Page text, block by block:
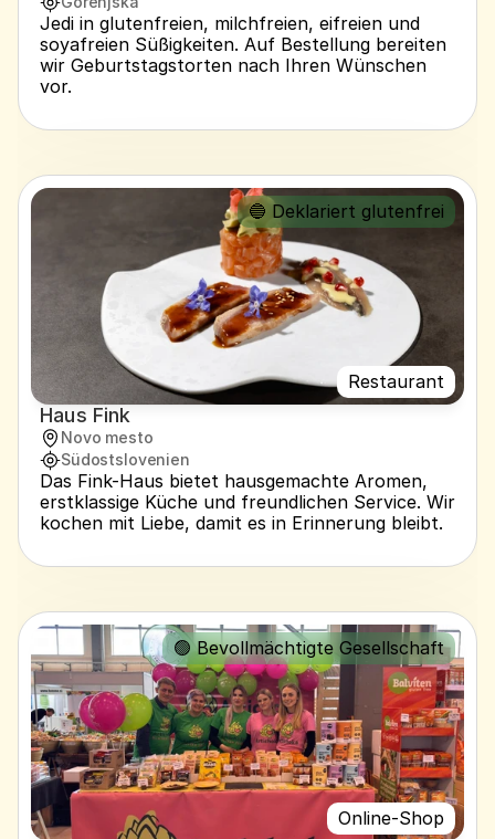
Jedi in glutenfreien, milchfreien, eifreien und
soyafreien Süßigkeiten. Auf Bestellung bereiten
wir Geburtstagstorten nach Ihren Wünschen
vor.
Restaurant
🔵 Deklariert glutenfrei
Haus Fink
Novo mesto
Südostslovenien
Das Fink-Haus bietet hausgemachte Aromen,
erstklassige Küche und freundlichen Service. Wir
kochen mit Liebe, damit es in Erinnerung bleibt.
Online-Shop
🟢 Bevollmächtigte Gesellschaft